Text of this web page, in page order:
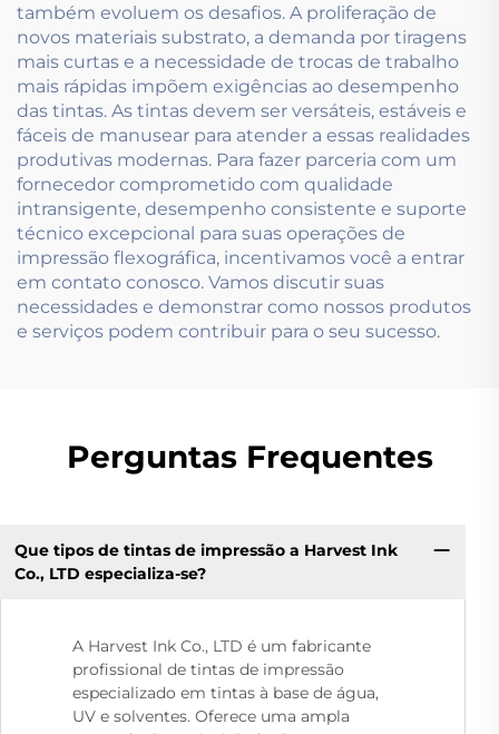
também evoluem os desafios. A proliferação de
novos materiais substrato, a demanda por tiragens
mais curtas e a necessidade de trocas de trabalho
mais rápidas impõem exigências ao desempenho
das tintas. As tintas devem ser versáteis, estáveis e
fáceis de manusear para atender a essas realidades
produtivas modernas. Para fazer parceria com um
fornecedor comprometido com qualidade
intransigente, desempenho consistente e suporte
técnico excepcional para suas operações de
impressão flexográfica, incentivamos você a entrar
em contato conosco. Vamos discutir suas
necessidades e demonstrar como nossos produtos
e serviços podem contribuir para o seu sucesso.
Perguntas Frequentes
Que tipos de tintas de impressão a Harvest Ink
Co., LTD especializa-se?
A Harvest Ink Co., LTD é um fabricante
profissional de tintas de impressão
especializado em tintas à base de água,
UV e solventes. Oferece uma ampla